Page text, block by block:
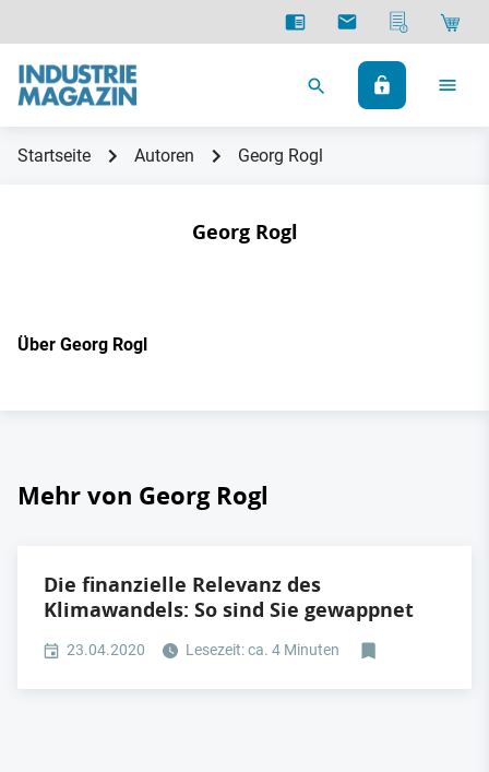
Startseite Autoren Georg Rogl
Georg Rogl
Über Georg Rogl
Mehr von Georg Rogl
Die finanzielle Relevanz des
Klimawandels: So sind Sie gewappnet
23.04.2020 Lesezeit: ca. 4 Minuten